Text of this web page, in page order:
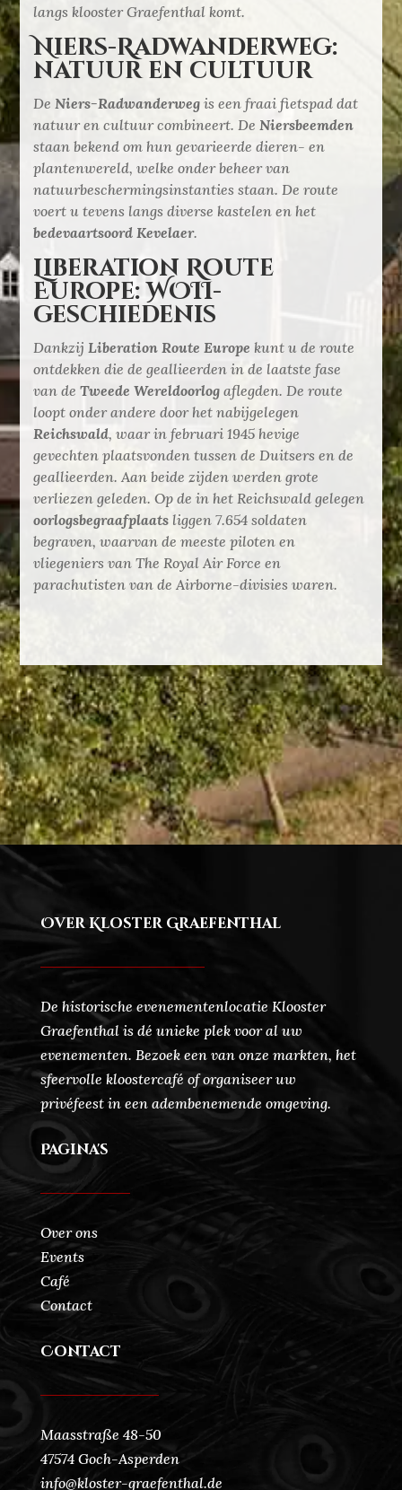
langs klooster Graefenthal komt.
Niers-Radwanderweg:
natuur en cultuur
DeNiers-Radwanderweg is een fraai fietspad dat
natuur en cultuur combineert. DeNiersbeemden
staan bekend om hun gevarieerde dieren- en
plantenwereld, welke onder beheer van
natuurbeschermingsinstanties staan. De route
voert u tevens langs diverse kastelen en het
bedevaartsoord Kevelaer.
Liberation Route
Europe: WOII-
geschiedenis
DankzijLiberation Route Europe kunt u de route
ontdekken die de geallieerden in de laatste fase
van deTweede Wereldoorlog aflegden. De route
loopt onder andere door het nabijgelegen
Reichswald, waar in februari 1945 hevige
gevechten plaatsvonden tussen de Duitsers en de
geallieerden. Aan beide zijden werden grote
verliezen geleden. Op de in het Reichswald gelegen
oorlogsbegraafplaats liggen 7.654 soldaten
begraven, waarvan de meeste piloten en
vliegeniers van The Royal Air Force en
parachutisten van de Airborne-divisies waren.
Over Kloster Graefenthal
De historische evenementenlocatie Klooster
Graefenthal is dé unieke plek voor al uw
evenementen. Bezoek een van onze markten, het
sfeervolle kloostercafé of organiseer uw
privéfeest in een adembenemende omgeving.
Pagina's
Over ons
Events
Café
Contact
Contact
Maasstraße 48-50
47574 Goch-Asperden
info@kloster-graefenthal.de